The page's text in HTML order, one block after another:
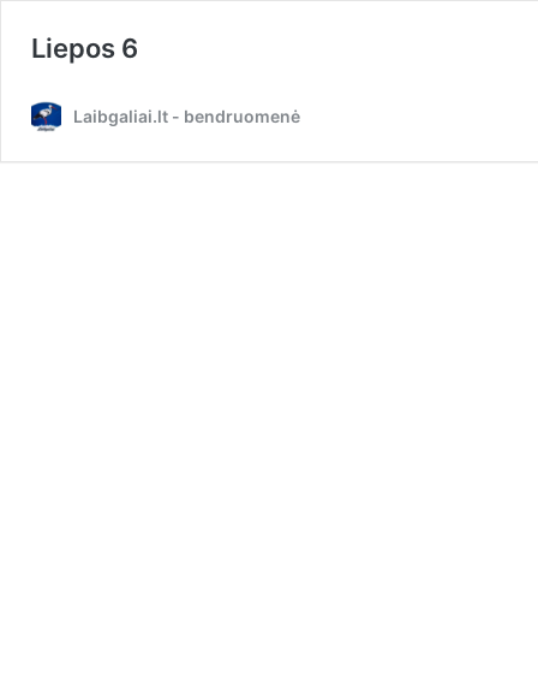
Liepos 6
Laibgaliai.lt - bendruomenė